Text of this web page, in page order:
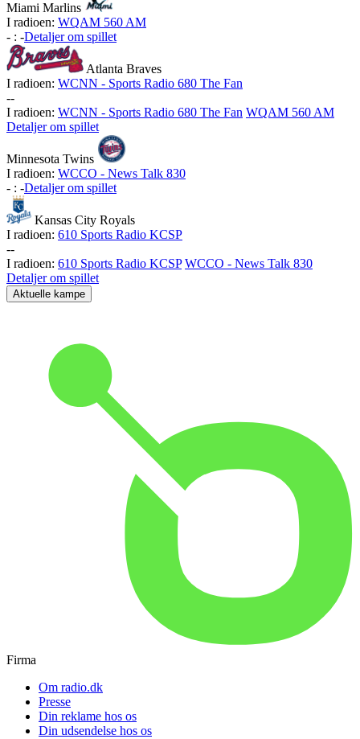
Miami Marlins
I radioen: WQAM 560 AM
- : -Detaljer om spillet
Atlanta Braves
I radioen: WCNN - Sports Radio 680 The Fan
--
I radioen: WCNN - Sports Radio 680 The Fan WQAM 560 AM
Detaljer om spillet
Minnesota Twins
I radioen: WCCO - News Talk 830
- : -Detaljer om spillet
Kansas City Royals
I radioen: 610 Sports Radio KCSP
--
I radioen: 610 Sports Radio KCSP WCCO - News Talk 830
Detaljer om spillet
Aktuelle kampe
Firma
Om radio.dk
Presse
Din reklame hos os
Din udsendelse hos os